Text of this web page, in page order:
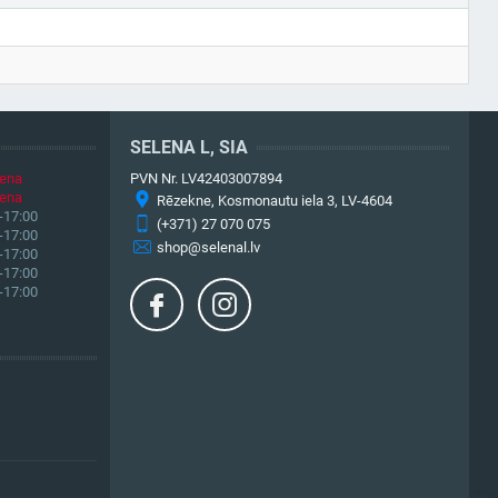
17:00
17:00
17:00
17:00
17:00
SELENA L, SIA
PVN Nr. LV42403007894
Rēzekne, Kosmonautu iela 3, LV-4604
(+371) 27 070 075
shop@selenal.lv